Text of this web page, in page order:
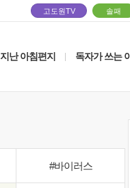
고도원TV 솔패
지난 아침편지 독자가 쓰는
#바이러스